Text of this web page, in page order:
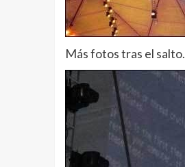
Más fotos tras el salto.